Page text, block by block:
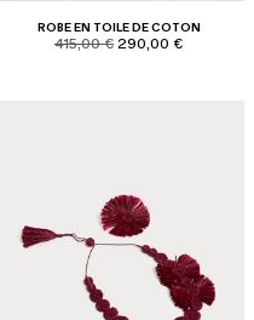
ROBE EN TOILE DE COTON
product.price.original
415,00 € product.price.sale
290,00 €